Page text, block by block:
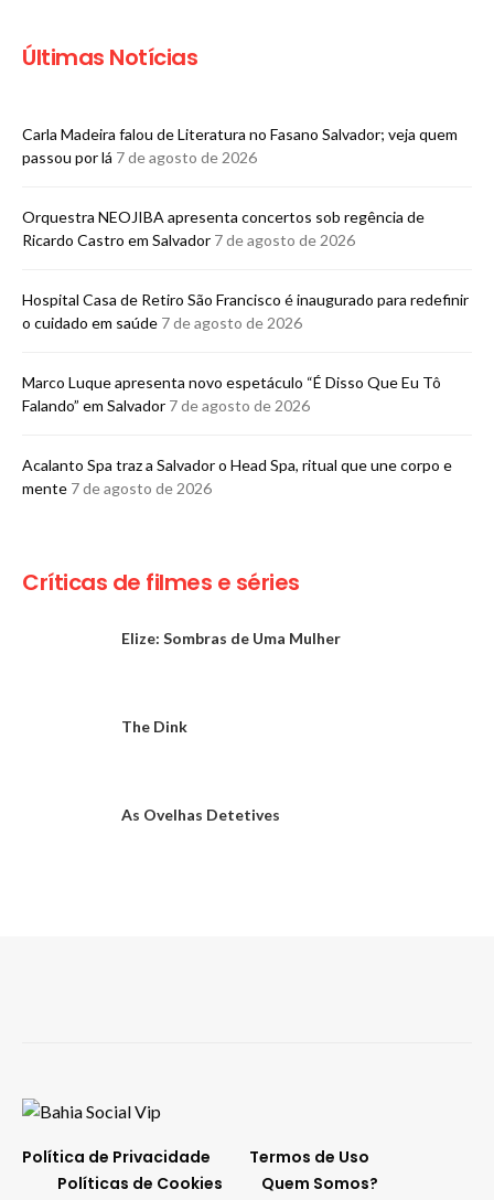
Últimas Notícias
Carla Madeira falou de Literatura no Fasano Salvador; veja quem
passou por lá 7 de agosto de 2026
Orquestra NEOJIBA apresenta concertos sob regência de
Ricardo Castro em Salvador 7 de agosto de 2026
Hospital Casa de Retiro São Francisco é inaugurado para redefinir
o cuidado em saúde 7 de agosto de 2026
Marco Luque apresenta novo espetáculo “É Disso Que Eu Tô
Falando” em Salvador 7 de agosto de 2026
Acalanto Spa traz a Salvador o Head Spa, ritual que une corpo e
mente 7 de agosto de 2026
Críticas de filmes e séries
Elize: Sombras de Uma Mulher
The Dink
As Ovelhas Detetives
Política de Privacidade
Termos de Uso
Políticas de Cookies
Quem Somos?